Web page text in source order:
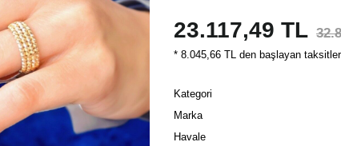
23.117,49 TL
* 8.045,66 TL den başlayan
Kategori
Marka
Havale